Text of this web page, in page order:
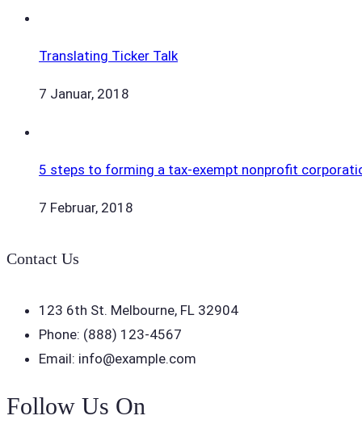
Translating Ticker Talk
7 Januar, 2018
5 steps to forming a tax-exempt nonprofit
7 Februar, 2018
Contact Us
123 6th St. Melbourne, FL 32904
Phone: (888) 123-4567
Email: info@example.com
Follow Us On